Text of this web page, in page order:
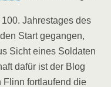
Jahrestages des
Start gegangen,
Sicht eines Soldaten
dafür ist der Blog
Flinn fortlaufend die